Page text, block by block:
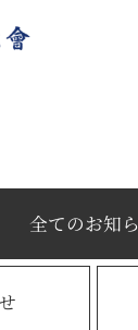
全てのお知